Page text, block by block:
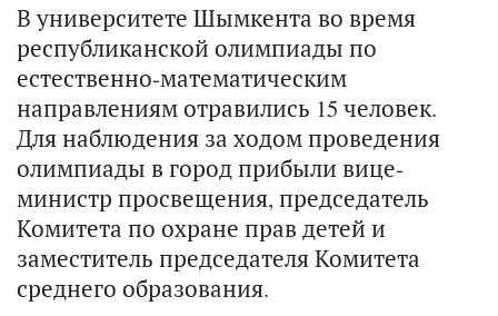
В университете Шымкента во время
республиканской олимпиады по
естественно-математическим
направлениям отравились 15 человек.
Для наблюдения за ходом проведения
олимпиады в город прибыли вице-
министр просвещения, председатель
Комитета по охране прав детей и
заместитель председателя Комитета
среднего образования.